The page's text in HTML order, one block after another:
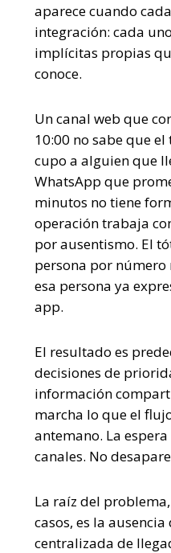
aparece cuando
integración: cada
implícitas propias
conoce.
Un canal web que
10:00 no sabe que
cupo a alguien que
WhatsApp que
minutos no tiene
operación trabaja
por ausentismo. El
persona por número
esa persona ya
app.
El resultado es
decisiones de
información
marcha lo que el
antemano. La
canales. No
La raíz del
casos, es la
centralizada de